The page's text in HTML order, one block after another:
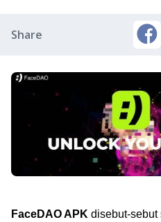
Share
FaceDAO APK disebut-sebut